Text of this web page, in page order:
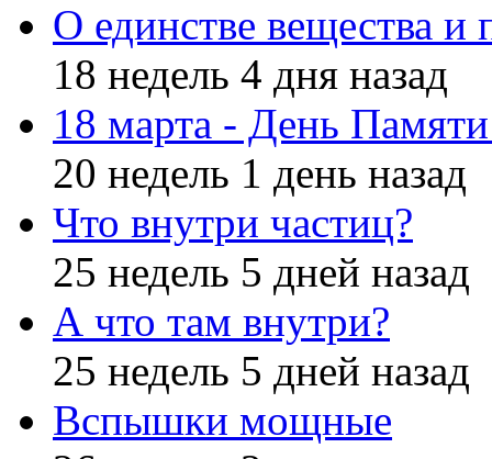
О единстве вещества и
18 недель 4 дня назад
18 марта - День
20 недель 1 день назад
Что внутри частиц?
25 недель 5 дней назад
А что там внутри?
25 недель 5 дней назад
Вспышки мощные